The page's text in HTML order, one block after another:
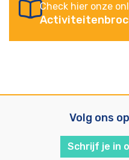
Check hier onze
Volg ons op
Schrijf je in